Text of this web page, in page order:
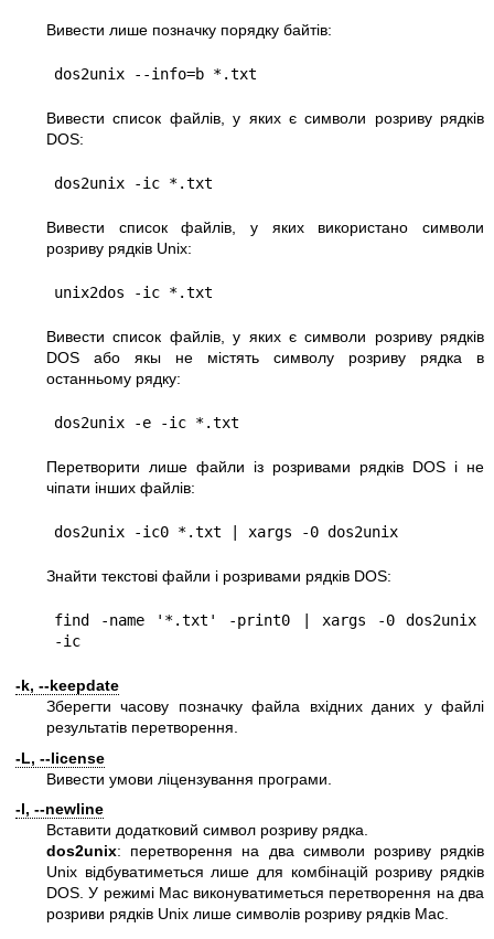
Вивести лише позначку порядку байтів:
dos2unix --info=b *.txt
Вивести список файлів, у яких є символи розриву рядків
DOS:
dos2unix -ic *.txt
Вивести список файлів, у яких використано символи
розриву рядків Unix:
unix2dos -ic *.txt
Вивести список файлів, у яких є символи розриву рядків
DOS або якы не містять символу розриву рядка в
останньому рядку:
dos2unix -e -ic *.txt
Перетворити лише файли із розривами рядків DOS і не
чіпати інших файлів:
dos2unix -ic0 *.txt | xargs -0 dos2unix
Знайти текстові файли і розривами рядків DOS:
find -name '*.txt' -print0 | xargs -0 dos2unix
-ic
-k, --keepdate
Зберегти часову позначку файла вхідних даних у файлі
результатів перетворення.
-L, --license
Вивести умови ліцензування програми.
-l, --newline
Вставити додатковий символ розриву рядка.
dos2unix: перетворення на два символи розриву рядків
Unix відбуватиметься лише для комбінацій розриву рядків
DOS. У режимі Mac виконуватиметься перетворення на два
розриви рядків Unix лише символів розриву рядків Mac.